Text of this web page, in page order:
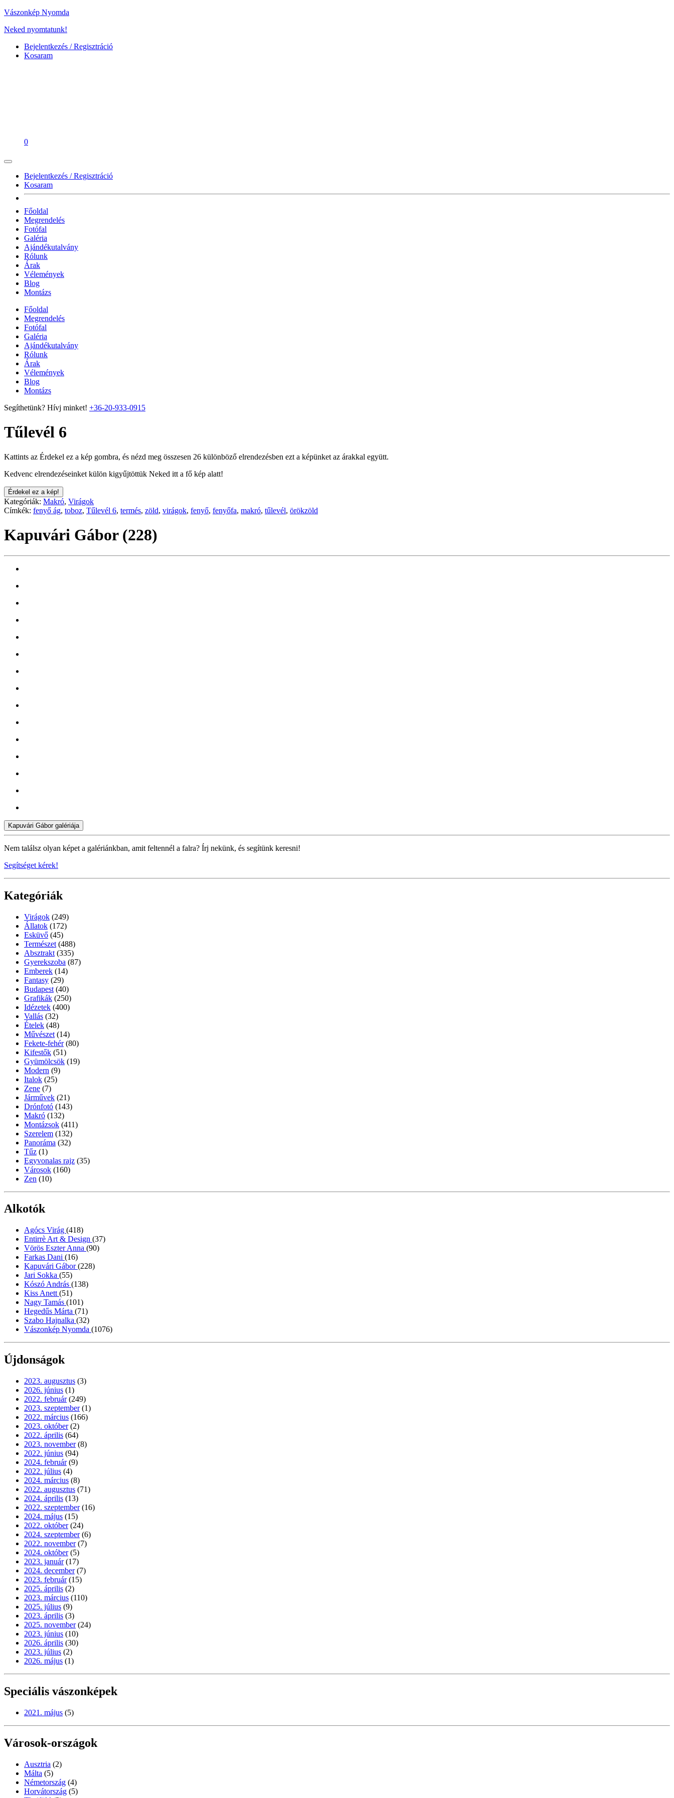
Vászonkép Nyomda
Neked nyomtatunk!
Bejelentkezés / Regisztráció
Kosaram
0
Bejelentkezés / Regisztráció
Kosaram
Főoldal
Megrendelés
Fotófal
Galéria
Ajándékutalvány
Rólunk
Árak
Vélemények
Blog
Montázs
Főoldal
Megrendelés
Fotófal
Galéria
Ajándékutalvány
Rólunk
Árak
Vélemények
Blog
Montázs
Segíthetünk? Hívj minket! +36-20-933-0915
Tűlevél 6
Kattints az Érdekel ez a kép gombra, és nézd meg összesen 26 különböző elrendezésben ezt a képünket az árakkal együtt.
Kedvenc elrendezéseinket külön kigyűjtöttük Neked itt a fő kép alatt!
Érdekel ez a kép!
Kategóriák: Makró, Virágok
Címkék: fenyő ág, toboz, Tűlevél 6, termés, zöld, virágok, fenyő, fenyőfa, makró, tűlevél, örökzöld
Kapuvári Gábor (228)
Kapuvári Gábor galériája
Nem találsz olyan képet a galériánkban, amit feltennél a falra? Írj nekünk, és segítünk keresni!
Segítséget kérek!
Kategóriák
Virágok (249)
Állatok (172)
Esküvő (45)
Természet (488)
Absztrakt (335)
Gyerekszoba (87)
Emberek (14)
Fantasy (29)
Budapest (40)
Grafikák (250)
Idézetek (400)
Vallás (32)
Ételek (48)
Művészet (14)
Fekete-fehér (80)
Kifestők (51)
Gyümölcsök (19)
Modern (9)
Italok (25)
Zene (7)
Járművek (21)
Drónfotó (143)
Makró (132)
Montázsok (411)
Szerelem (132)
Panoráma (32)
Tűz (1)
Egyvonalas rajz (35)
Városok (160)
Zen (10)
Alkotók
Agócs Virág (418)
Entirrè Art & Design (37)
Vörös Eszter Anna (90)
Farkas Dani (16)
Kapuvári Gábor(228)
Jari Sokka (55)
Kószó András (138)
Kiss Anett (51)
Nagy Tamás (101)
Hegedűs Márta (71)
Szabo Hajnalka (32)
Vászonkép Nyomda (1076)
Újdonságok
2023. augusztus (3)
2026. június (1)
2022. február (249)
2023. szeptember (1)
2022. március (166)
2023. október (2)
2022. április (64)
2023. november (8)
2022. június (94)
2024. február (9)
2022. július (4)
2024. március (8)
2022. augusztus (71)
2024. április (13)
2022. szeptember (16)
2024. május (15)
2022. október (24)
2024. szeptember (6)
2022. november (7)
2024. október (5)
2023. január (17)
2024. december (7)
2023. február (15)
2025. április (2)
2023. március (110)
2025. július (9)
2023. április (3)
2025. november (24)
2023. június (10)
2026. április (30)
2023. július (2)
2026. május (1)
Speciális vászonképek
2021. május (5)
Városok-országok
Ausztria (2)
Málta (5)
Németország (4)
Horvátország (5)